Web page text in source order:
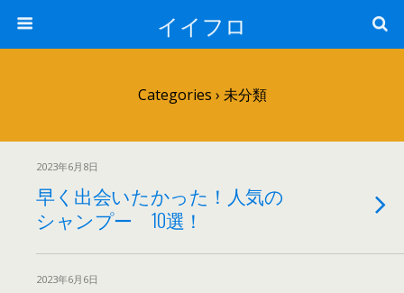
イイフロ
Categories › 未分類
2023年6月8日
早く出会いたかった！人気の
シャンプー 10選！
2023年6月6日